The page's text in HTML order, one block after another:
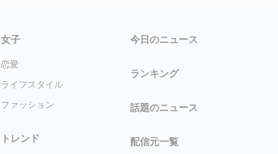
女子
恋愛
ライフスタイル
ファッション
トレンド
今日のニュース
ランキング
話題のニュース
配信元一覧